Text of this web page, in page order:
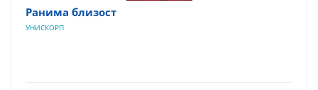
Ранима близост
УНИСКОРП